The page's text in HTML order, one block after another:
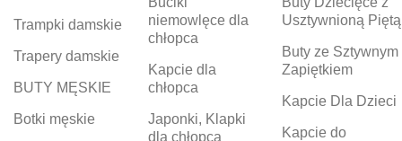
Trampki damskie
Trapery damskie
BUTY MĘSKIE
Botki męskie
niemowlęce dla
chłopca
Kapcie dla
chłopca
Japonki, Klapki
dla chłopca
Usztywnioną Piętą
Buty ze Sztywnym
Zapiętkiem
Kapcie Dla Dzieci
Kapcie do